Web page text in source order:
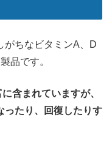
がちなビタミンA、D
品です。
含まれていますが、
ったり、回復したりす